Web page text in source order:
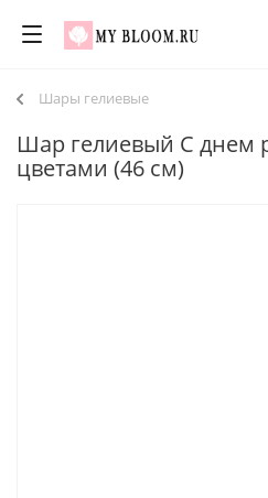
Шары гелиевые
Шар гелиевый С днем
цветами (46 см)